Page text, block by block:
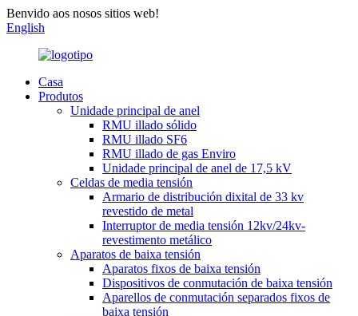
Benvido aos nosos sitios web!
English
Casa
Produtos
Unidade principal de anel
RMU illado sólido
RMU illado SF6
RMU illado de gas Enviro
Unidade principal de anel de 17,5 kV
Celdas de media tensión
Armario de distribución dixital de 33 kv
revestido de metal
Interruptor de media tensión 12kv/24kv-
revestimento metálico
Aparatos de baixa tensión
Aparatos fixos de baixa tensión
Dispositivos de conmutación de baixa tensión
Aparellos de conmutación separados fixos de
baixa tensión